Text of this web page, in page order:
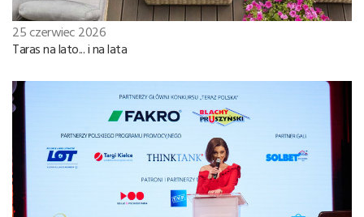
25 czerwiec 2026
Taras na lato... i na lata